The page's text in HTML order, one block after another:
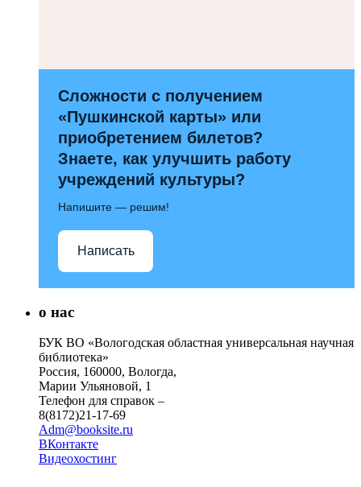
Сложности с получением
«Пушкинской карты» или
приобретением билетов?
Знаете, как улучшить работу
учреждений культуры?
Напишите — решим!
Написать
о нас
БУК ВО «Вологодская областная универсальная научная
библиотека»
Россия, 160000, Вологда,
Марии Ульяновой, 1
Телефон для справок –
8(8172)21-17-69
Adm@booksite.ru
ВКонтакте
Видеохостинг